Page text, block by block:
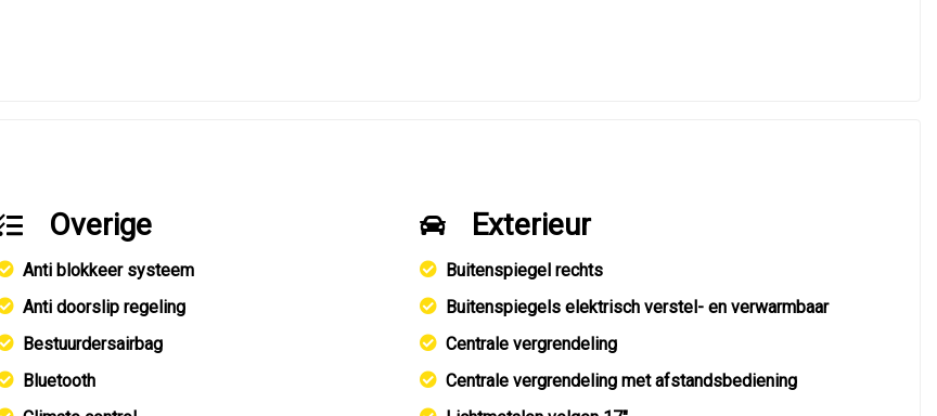
Overige
Anti blokkeer systeem
Anti doorslip regeling
Bestuurdersairbag
Bluetooth
Exterieur
Buitenspiegel rechts
Buitenspiegels elektrisch verstel- en verwarmbaar
Centrale vergrendeling
Centrale vergrendeling met afstandsbediening